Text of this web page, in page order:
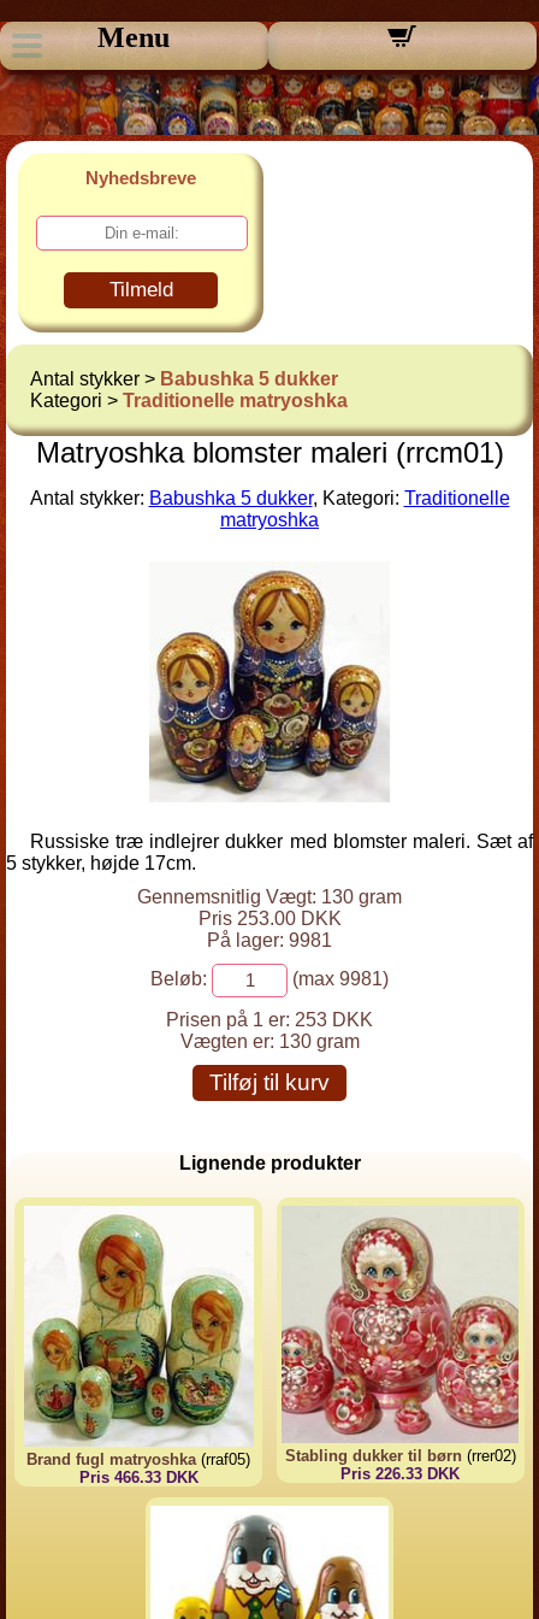
Menu
Nyhedsbreve
Tilmeld
Antal stykker > Babushka 5 dukker
Kategori > Traditionelle matryoshka
Matryoshka blomster maleri (rrcm01)
Antal stykker: Babushka 5 dukker, Kategori: Traditionelle
matryoshka
Russiske træ indlejrer dukker med blomster maleri. Sæt af
5 stykker, højde 17cm.
Gennemsnitlig Vægt: 130 gram
Pris 253.00 DKK
På lager: 9981
Beløb:
(max 9981)
Prisen på 1 er: 253 DKK
Vægten er: 130 gram
Tilføj til kurv
Lignende produkter
Brand fugl matryoshka(rraf05)
Pris 466.33 DKK
Stabling dukker til børn(rrer02)
Pris 226.33 DKK